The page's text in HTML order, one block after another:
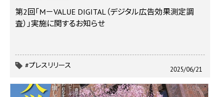
第2回「M－VALUE DIGITAL（デジタル広告効果測定調
査）」実施に関するお知らせ
2025/06/21
#プレスリリース